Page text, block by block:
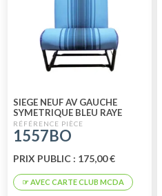
SIEGE NEUF AV GAUCHE
SYMETRIQUE BLEU RAYE
1557BO
PRIX PUBLIC : 175,00 €